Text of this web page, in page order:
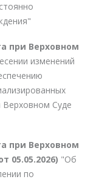
при Верховном
изменений
Верховном Суде
при Верховном
05.05.2026) "Об
по